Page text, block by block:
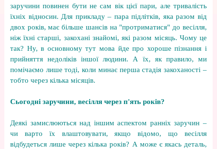
заручини повинен бути не сам вік цієї пари, але тривалість
їхніх відносин. Для прикладу – пара підлітків, яка разом від
двох років, має більше шансів на "протриматися" до весілля,
ніж їхні старші, закохані знайомі, які разом місяць. Чому це
так? Ну, в основному тут мова йде про хороше пізнання і
прийняття недоліків іншої людини. А їх, як правило, ми
помічаємо лише тоді, коли минає перша стадія закоханості –
тобто через кілька місяців.
Сьогодні заручини, весілля через п'ять років?
Деякі замислюються над іншим аспектом ранніх заручин –
чи варто їх влаштовувати, якщо відомо, що весілля
відбудеться лише через кілька років? А може є якась деталь,